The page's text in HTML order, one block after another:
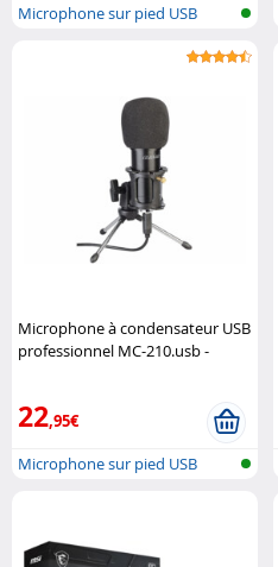
Microphone sur pied USB
Microphone à condensateur USB
professionnel MC-210.usb -
22,95€
Microphone sur pied USB